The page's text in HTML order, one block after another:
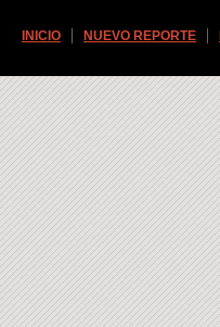
INICIO NUEVO REPORTE